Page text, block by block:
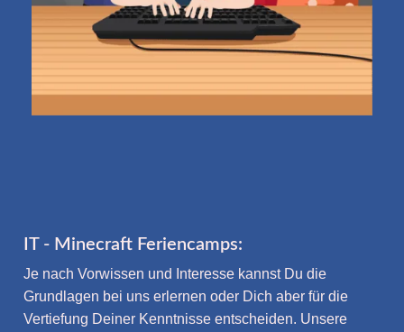
IT - Minecraft Feriencamps:
Je nach Vorwissen und Interesse kannst Du die
Grundlagen bei uns erlernen oder Dich aber für die
Vertiefung Deiner Kenntnisse entscheiden. Unsere